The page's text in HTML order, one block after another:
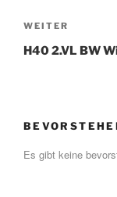
Nächster
Beitrag
WEITER
H40 2.VL BW
Es gibt keine